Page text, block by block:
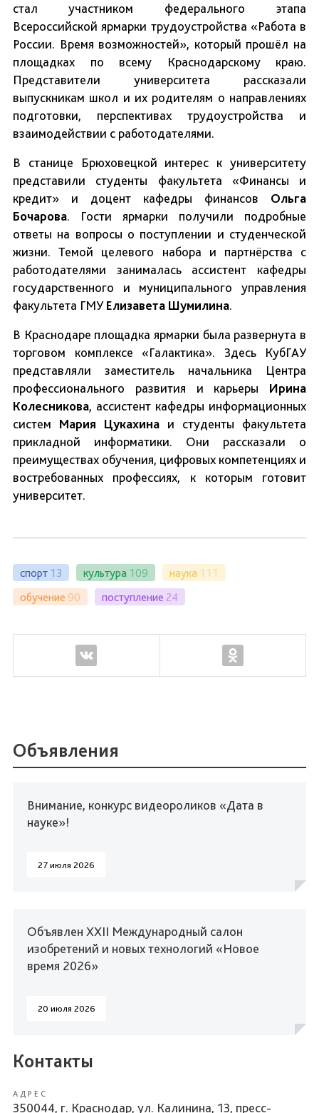
стал участником федерального этапа
Всероссийской ярмарки трудоустройства «Работа в
России. Время возможностей», который прошёл на
площадках по всему Краснодарскому краю.
Представители университета рассказали
выпускникам школ и их родителям о направлениях
подготовки, перспективах трудоустройства и
взаимодействии с работодателями.
В станице Брюховецкой интерес к университету
представили студенты факультета «Финансы и
кредит» и доцент кафедры финансов Ольга
Бочарова. Гости ярмарки получили подробные
ответы на вопросы о поступлении и студенческой
жизни. Темой целевого набора и партнёрства с
работодателями занималась ассистент кафедры
государственного и муниципального управления
факультета ГМУЕлизавета Шумилина.
В Краснодаре площадка ярмарки была развернута в
торговом комплексе «Галактика». Здесь КубГАУ
представляли заместитель начальника Центра
профессионального развития и карьеры Ирина
Колесникова, ассистент кафедры информационных
систем Мария Цукахина и студенты факультета
прикладной информатики. Они рассказали о
преимуществах обучения, цифровых компетенциях и
востребованных профессиях, к которым готовит
университет.
спорт 13 культура 109 наука 111
обучение 90 поступление 24
Объявления
Внимание, конкурс видеороликов «Дата в
науке»!
27 июля 2026
Объявлен XXII Международный салон
изобретений и новых технологий «Новое
время 2026»
20 июля 2026
Контакты
АДРЕС
350044, г. Краснодар, ул. Калинина, 13, пресс-